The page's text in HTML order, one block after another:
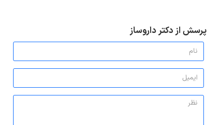
پرسش از دکتر داروساز